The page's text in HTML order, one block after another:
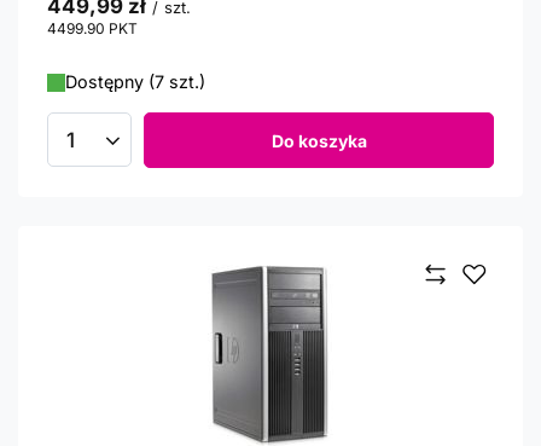
449,99 zł / szt.
4499.90 PKT
Dostępny (7 szt.)
Ilość produktów Do koszyka